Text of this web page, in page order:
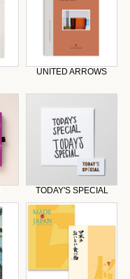
UNITED ARROWS
TODAY'S SPECIAL